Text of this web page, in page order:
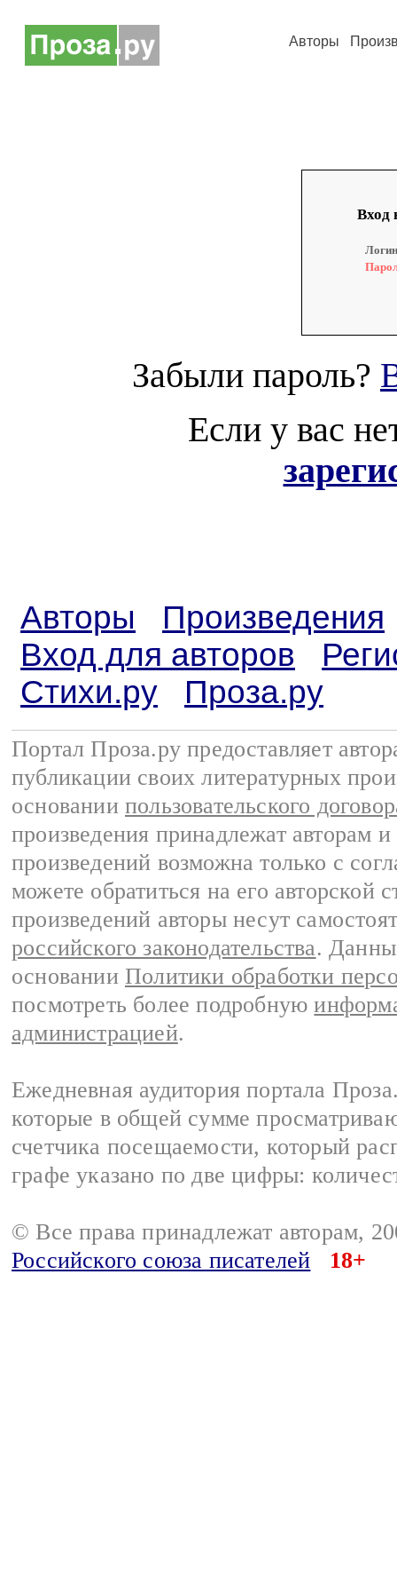
Авторы
Вход
Забыли пароль?
Если у вас
Авторы
Произведения
Вход для авторов
Стихи.ру
Проза.ру
Портал Проза.ру предоставляет
публикации своих литературных
основании пользовательского
произведения принадлежат авторам
произведений возможна только с
можете обратиться на его авторской
произведений авторы несут
российского законодательства.
основании Политики обработки
посмотреть более подробную
администрацией.
Ежедневная аудитория портала
которые в общей сумме
счетчика посещаемости, который
графе указано по две цифры:
© Все права принадлежат авторам,
Российского союза писателей
18+